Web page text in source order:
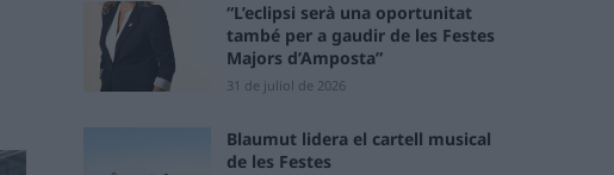
“L’eclipsi serà una oportunitat
també per a gaudir de les Festes
Majors d’Amposta”
31 de juliol de 2026
Blaumut lidera el cartell musical
de les Festes